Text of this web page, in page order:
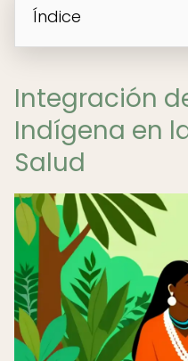
Índice
Integración
Indígena en
Salud